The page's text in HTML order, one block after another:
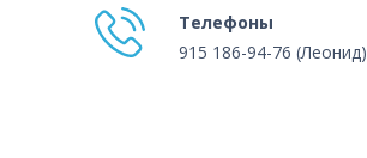
Телефоны
915 186-94-76 (Леонид)